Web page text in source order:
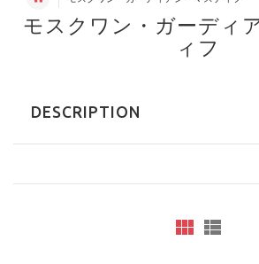
モスクワン・ガーディ
ィフ
DESCRIPTION